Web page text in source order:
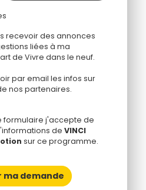
recevoir des annonces
liées à ma
de Vivre dans le neuf.
par email les infos sur
nos partenaires.
formulaire j'accepte de
de VINCI
sur ce programme.
ma demande